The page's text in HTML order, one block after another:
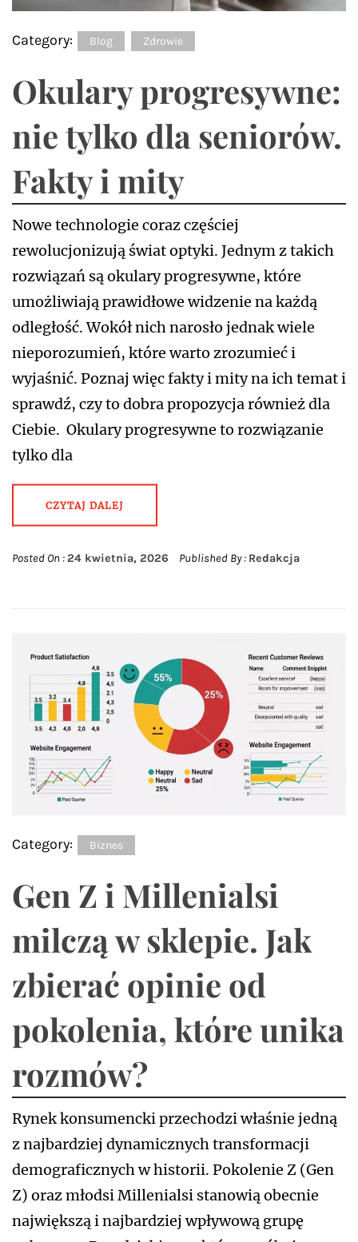
Category: Blog Zdrowie
Okulary progresywne:
nie tylko dla seniorów.
Fakty i mity
Nowe technologie coraz częściej
rewolucjonizują świat optyki. Jednym z takich
rozwiązań są okulary progresywne, które
umożliwiają prawidłowe widzenie na każdą
odległość. Wokół nich narosło jednak wiele
nieporozumień, które warto zrozumieć i
wyjaśnić. Poznaj więc fakty i mity na ich temat i
sprawdź, czy to dobra propozycja również dla
Ciebie. Okulary progresywne to rozwiązanie
tylko dla
CZYTAJ DALEJ
Posted On :24 kwietnia, 2026 Published By : Redakcja
Category: Biznes
Gen Z i Millenialsi
milczą w sklepie. Jak
zbierać opinie od
pokolenia, które unika
rozmów?
Rynek konsumencki przechodzi właśnie jedną
z najbardziej dynamicznych transformacji
demograficznych w historii. Pokolenie Z (Gen
Z) oraz młodsi Millenialsi stanowią obecnie
największą i najbardziej wpływową grupę